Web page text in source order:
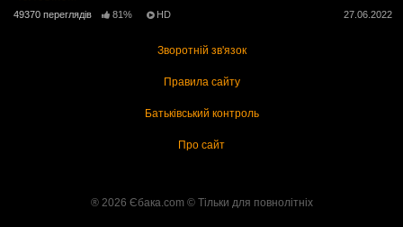
49370 переглядів 81% HD 27.06.2022
Зворотній зв'язок
Правила сайту
Батьківський контроль
Про сайт
® 2026 Єбака.com ©️ Тільки для повнолітніх